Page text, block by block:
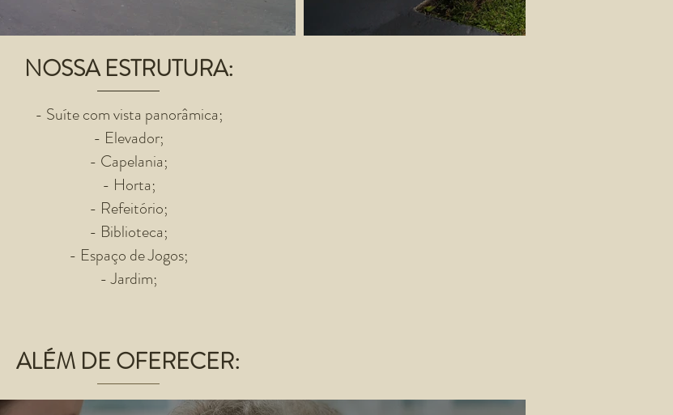
NOSSA ESTRUTURA:
- Suíte com vista panorâmica;
- Elevador;
- Capelania;
- Horta;
- Refeitório;
- Biblioteca;
- Espaço de Jogos;
- Jardim;
ALÉM DE OFERECER: